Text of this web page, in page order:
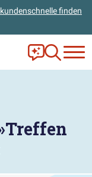
finden
Frag Ella!
Zur